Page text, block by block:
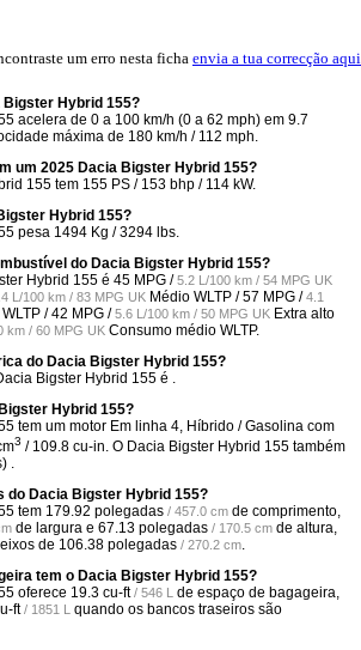
um erro nesta ficha envia a tua correcção aqui
Bigster Hybrid 155?
acelera de 0 a 100 km/h (0 a 62 mph) em 9.7
máxima de 180 km/h / 112 mph.
um 2025 Dacia Bigster Hybrid 155?
155 tem 155 PS / 153 bhp / 114 kW.
Hybrid 155?
pesa 1494 Kg / 3294 lbs.
do Dacia Bigster Hybrid 155?
Hybrid 155 é 45 MPG /5.2 L/100 km / 54 MPG UK
L/100 km / 83 MPG UK Médio WLTP /57 MPG /4.1
/42 MPG /5.6 L/100 km / 50 MPG UK Extra alto
km / 60 MPG UK Consumo médio WLTP.
do Dacia Bigster Hybrid 155?
Bigster Hybrid 155 é .
Hybrid 155?
tem um motor Em linha 4, Híbrido / Gasolina com
3 / 109.8 cu-in. O Dacia Bigster Hybrid 155 também
.
do Dacia Bigster Hybrid 155?
tem 179.92 polegadas / 457.0 cm de comprimento,
de largura e 67.13 polegadas / 170.5 cm de altura,
de 106.38 polegadas / 270.2 cm
tem o Dacia Bigster Hybrid 155?
oferece 19.3 cu-ft / 546 L de espaço de bagageira,
ft / 1851 L quando os bancos traseiros são